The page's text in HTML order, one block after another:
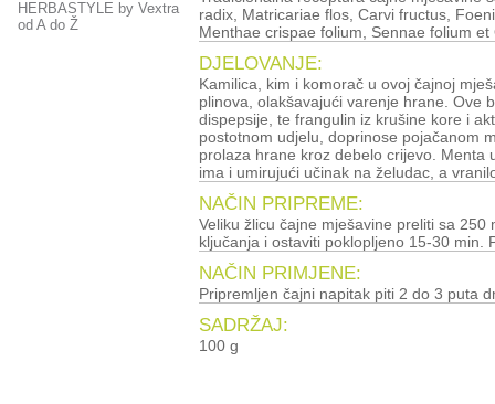
HERBASTYLE by Vextra
od A do Ž
radix, Matricariae flos, Carvi fructus,
Menthae crispae folium, Sennae folium
DJELOVANJE:
Kamilica, kim i komorač u ovoj čajnoj
plinova, olakšavajući varenje hrane. Ove
dispepsije, te frangulin iz krušine kore i
postotnom udjelu, doprinose pojačanom
prolaza hrane kroz debelo crijevo. Menta
ima i umirujući učinak na želudac, a
NAČIN PRIPREME:
Veliku žlicu čajne mješavine preliti sa 250 ml ključale vode, zagrijati do
ključanja i ostaviti poklopljeno 15-30 min.
NAČIN PRIMJENE:
Pripremljen čajni napitak piti 2 do 3 puta
SADRŽAJ:
100 g